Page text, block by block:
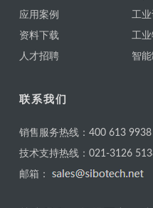
应用案例
资料下载
人才招聘
工
工
智
联系我们
销售服务热线：400 613 9938
技术支持热线：021-3126
邮箱：